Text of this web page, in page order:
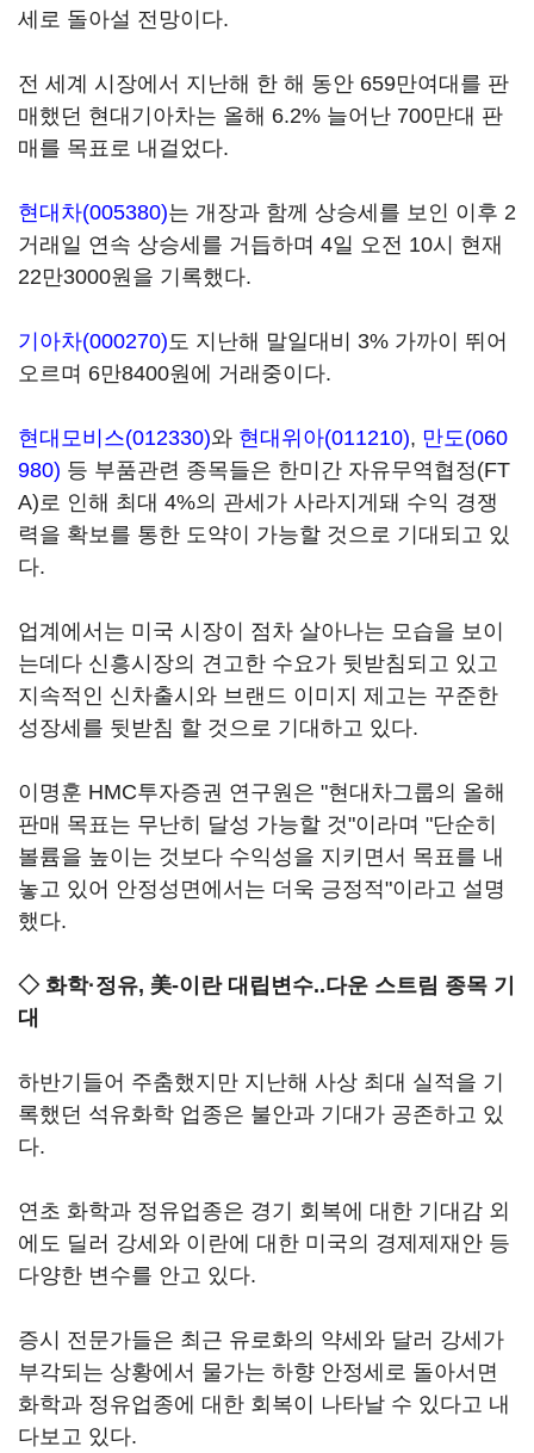
세로 돌아설 전망이다.
전 세계 시장에서 지난해 한 해 동안 659만여대를 판
매했던 현대기아차는 올해 6.2% 늘어난 700만대 판
매를 목표로 내걸었다.
현대차(005380)는 개장과 함께 상승세를 보인 이후 2
거래일 연속 상승세를 거듭하며 4일 오전 10시 현재
22만3000원을 기록했다.
기아차(000270)도 지난해 말일대비 3% 가까이 뛰어
오르며 6만8400원에 거래중이다.
현대모비스(012330)와 현대위아(011210), 만도(060
980) 등 부품관련 종목들은 한미간 자유무역협정(FT
A)로 인해 최대 4%의 관세가 사라지게돼 수익 경쟁
력을 확보를 통한 도약이 가능할 것으로 기대되고 있
다.
업계에서는 미국 시장이 점차 살아나는 모습을 보이
는데다 신흥시장의 견고한 수요가 뒷받침되고 있고
지속적인 신차출시와 브랜드 이미지 제고는 꾸준한
성장세를 뒷받침 할 것으로 기대하고 있다.
이명훈 HMC투자증권 연구원은 "현대차그룹의 올해
판매 목표는 무난히 달성 가능할 것"이라며 "단순히
볼륨을 높이는 것보다 수익성을 지키면서 목표를 내
놓고 있어 안정성면에서는 더욱 긍정적"이라고 설명
했다.
◇ 화학·정유, 美-이란 대립변수..다운 스트림 종목 기
대
하반기들어 주춤했지만 지난해 사상 최대 실적을 기
록했던 석유화학 업종은 불안과 기대가 공존하고 있
다.
연초 화학과 정유업종은 경기 회복에 대한 기대감 외
에도 딜러 강세와 이란에 대한 미국의 경제제재안 등
다양한 변수를 안고 있다.
증시 전문가들은 최근 유로화의 약세와 달러 강세가
부각되는 상황에서 물가는 하향 안정세로 돌아서면
화학과 정유업종에 대한 회복이 나타날 수 있다고 내
다보고 있다.